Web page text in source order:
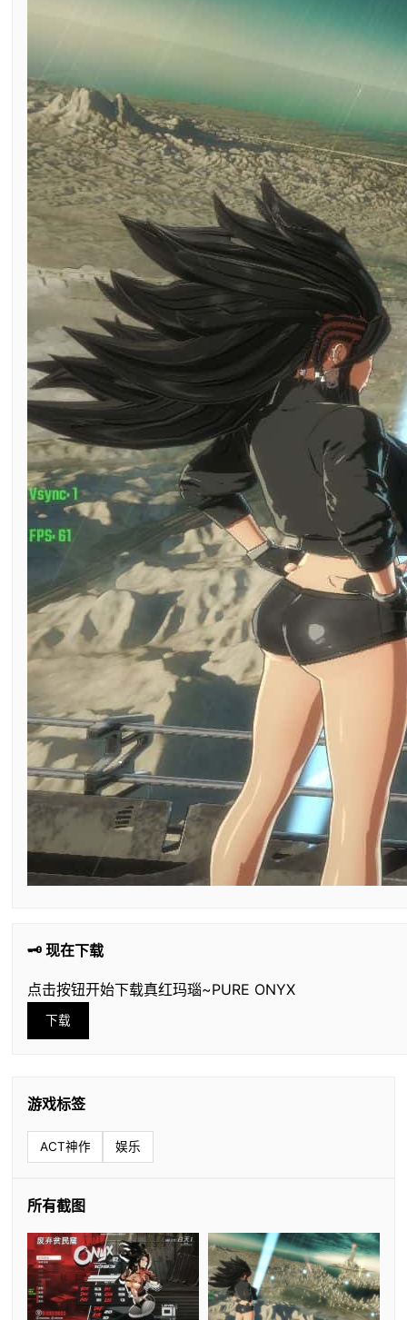
🗝️ 现在下载
点击按钮开始下载真红玛瑙~PURE ONYX
下载
游戏标签
ACT神作 娱乐
所有截图